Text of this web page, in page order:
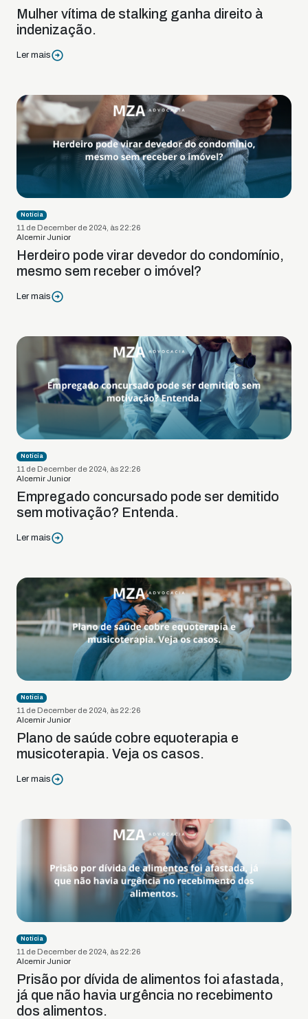
Mulher vítima de stalking ganha direito à
indenização.
Ler mais
Notícia
11 de December de 2024, às 22:26
Alcemir Junior
Herdeiro pode virar devedor do condomínio,
mesmo sem receber o imóvel?
Ler mais
Notícia
11 de December de 2024, às 22:26
Alcemir Junior
Empregado concursado pode ser demitido
sem motivação? Entenda.
Ler mais
Notícia
11 de December de 2024, às 22:26
Alcemir Junior
Plano de saúde cobre equoterapia e
musicoterapia. Veja os casos.
Ler mais
Notícia
11 de December de 2024, às 22:26
Alcemir Junior
Prisão por dívida de alimentos foi afastada,
já que não havia urgência no recebimento
dos alimentos.